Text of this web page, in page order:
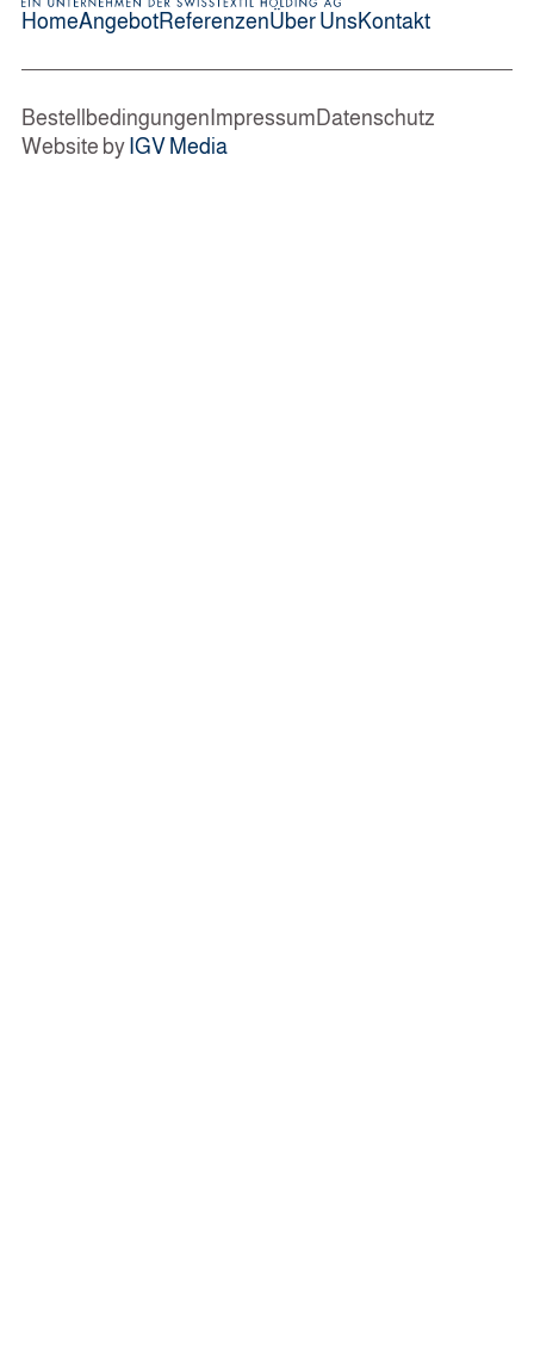
HomeAngebotReferenzenÜber Uns Kontakt
Bestellbedingungen Impressum Datenschutz
Website by IGV Media